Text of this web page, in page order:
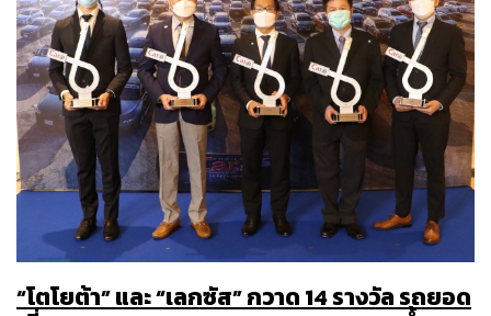
“โตโยต้า” และ “เลกซัส” กวาด 14 รางวัล รถยอด